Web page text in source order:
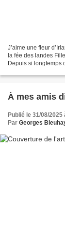
J’aime une fleur
la fée des landes
Depuis si longtemps
À mes amis
Publié le 31/08/2025
Par Georges